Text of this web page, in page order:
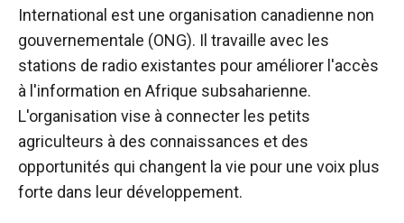
International est une organisation canadienne non
gouvernementale (ONG). Il travaille avec les
stations de radio existantes pour améliorer l'accès
à l'information en Afrique subsaharienne.
L'organisation vise à connecter les petits
agriculteurs à des connaissances et des
opportunités qui changent la vie pour une voix plus
forte dans leur développement.